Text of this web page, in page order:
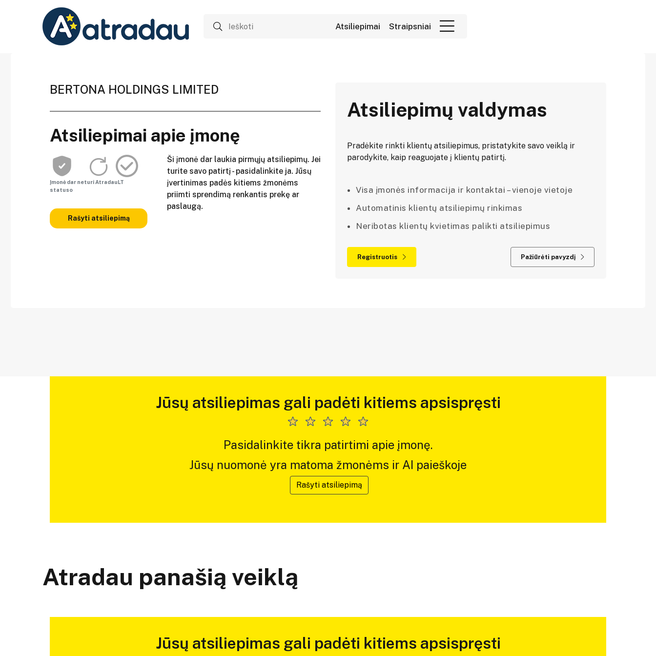
Atsiliepimai Straipsniai
BERTONA HOLDINGS LIMITED
Atsiliepimai apie įmonę
Įmonė dar neturi AtradauLT
statuso
Rašyti atsiliepimą
Ši įmonė dar laukia pirmųjų atsiliepimų. Jei
turite savo patirtį - pasidalinkite ja. Jūsų
įvertinimas padės kitiems žmonėms
priimti sprendimą renkantis prekę ar
paslaugą.
Atsiliepimų valdymas
Pradėkite rinkti klientų atsiliepimus, pristatykite savo veiklą ir
parodykite, kaip reaguojate į klientų patirtį.
Visa įmonės informacija ir kontaktai – vienoje vietoje
Automatinis klientų atsiliepimų rinkimas
Neribotas klientų kvietimas palikti atsiliepimus
Registruotis Pažiūrėti pavyzdį
Jūsų atsiliepimas gali padėti kitiems apsispręsti
Pasidalinkite tikra patirtimi apie įmonę.
Jūsų nuomonė yra matoma žmonėms ir AI paieškoje
Rašyti atsiliepimą
Atradau panašią veiklą
Jūsų atsiliepimas gali padėti kitiems apsispręsti